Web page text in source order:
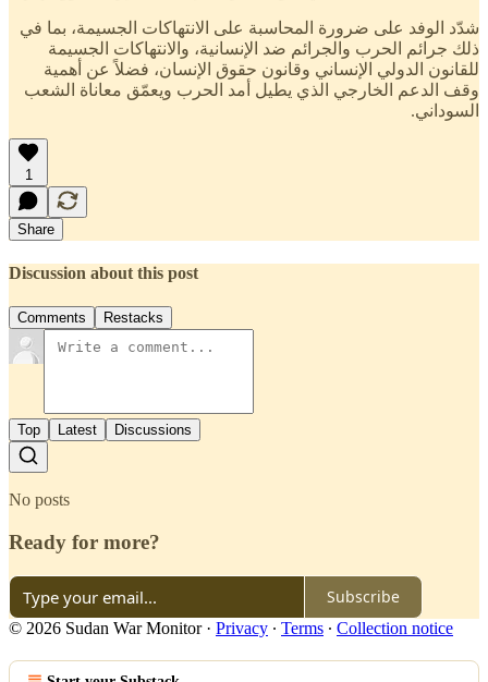
شدّد الوفد على ضرورة المحاسبة على الانتهاكات الجسيمة، بما في
ذلك جرائم الحرب والجرائم ضد الإنسانية، والانتهاكات الجسيمة
للقانون الدولي الإنساني وقانون حقوق الإنسان، فضلاً عن أهمية
وقف الدعم الخارجي الذي يطيل أمد الحرب ويعمّق معاناة الشعب
السوداني.
1
Share
Discussion about this post
Comments Restacks
Top Latest Discussions
No posts
Ready for more?
Subscribe
© 2026 Sudan War Monitor· Privacy ∙ Terms ∙ Collection notice